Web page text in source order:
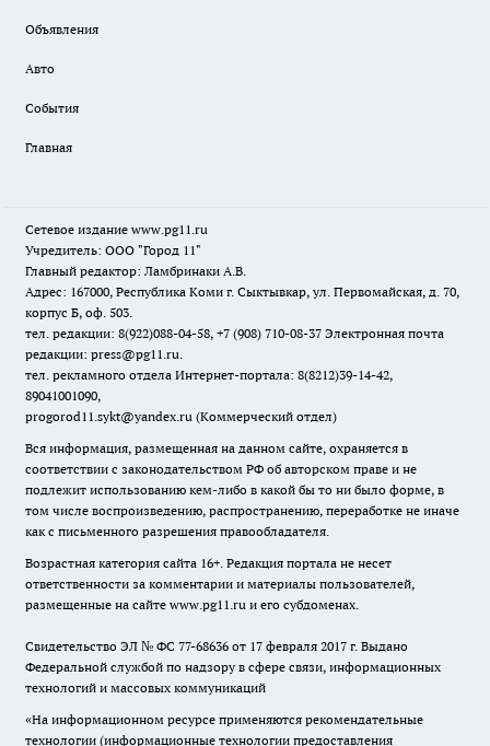
Объявления
Авто
События
Главная
Сетевое издание www.pg11.ru
Учредитель: ООО "Город 11"
Главный редактор: Ламбринаки А.В.
Адрес: 167000, Республика Коми г. Сыктывкар, ул. Первомайская, д. 70,
корпус Б, оф. 503.
тел. редакции: 8(922)088-04-58, +7 (908) 710-08-37 Электронная почта
редакции: press@pg11.ru.
тел. рекламного отдела Интернет-портала: 8(8212)39-14-42,
89041001090,
progorod11.sykt@yandex.ru (Коммерческий отдел)
Вся информация, размещенная на данном сайте, охраняется в
соответствии с законодательством РФ об авторском праве и не
подлежит использованию кем-либо в какой бы то ни было форме, в
том числе воспроизведению, распространению, переработке не иначе
как с письменного разрешения правообладателя.
Возрастная категория сайта 16+. Редакция портала не несет
ответственности за комментарии и материалы пользователей,
размещенные на сайте www.pg11.ru и его субдоменах.
Свидетельство ЭЛ № ФС 77-68636 от 17 февраля 2017 г. Выдано
Федеральной службой по надзору в сфере связи, информационных
технологий и массовых коммуникаций
«На информационном ресурсе применяются рекомендательные
технологии (информационные технологии предоставления